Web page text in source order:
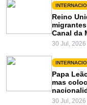
Reino
Canal da
30 Jul, 2026
Papa
mas
30 Jul, 2026